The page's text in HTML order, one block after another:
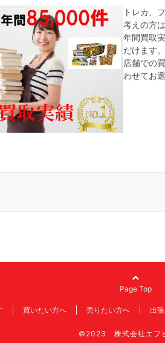
トレカ、
考えの方
年間買取
だけます。
店舗での
わせてお
Page Top
買いたい方へ 売りたい方へ 出
©2023 株式会社エフ